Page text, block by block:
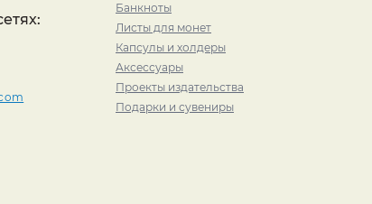
Банкноты
Листы для монет
Капсулы и холдеры
Аксессуары
Проекты издательства
Подарки и сувениры